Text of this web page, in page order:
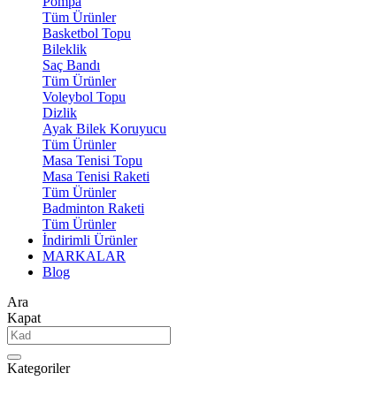
Tüm Ürünler
Basketbol Topu
Bileklik
Saç Bandı
Tüm Ürünler
Voleybol Topu
Dizlik
Ayak Bilek Koruyucu
Tüm Ürünler
Masa Tenisi Topu
Masa Tenisi Raketi
Tüm Ürünler
Badminton Raketi
Tüm Ürünler
İndirimli Ürünler
MARKALAR
Blog
Ara
Kapat
Kategoriler